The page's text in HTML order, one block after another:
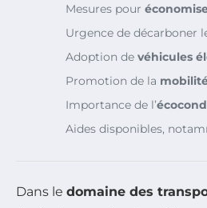
Mesures pour
Urgence de décarboner
Adoption de véhicules
Promotion de la
Importance de l’
Aides disponibles,
Dans le domaine des